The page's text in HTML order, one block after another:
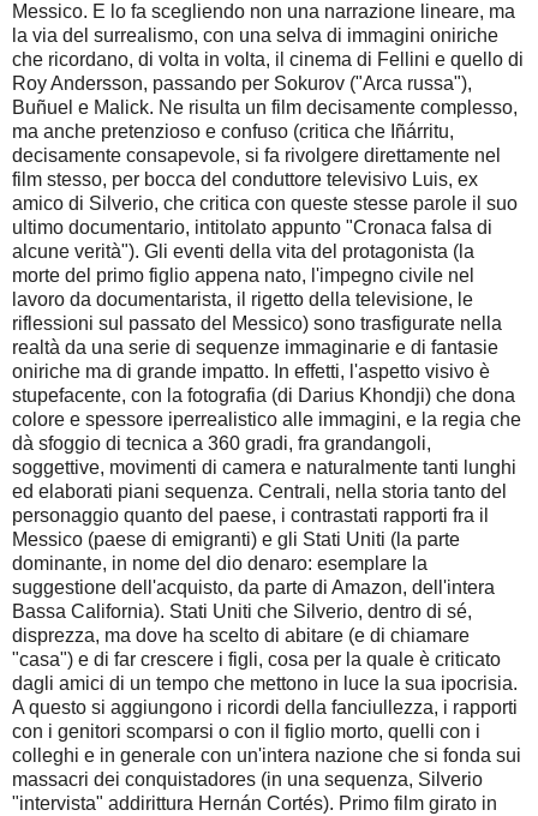
Messico. E lo fa scegliendo non una narrazione lineare, ma
la via del surrealismo, con una selva di immagini oniriche
che ricordano, di volta in volta, il cinema di Fellini e quello di
Roy Andersson, passando per Sokurov ("Arca russa"),
Buñuel e Malick. Ne risulta un film decisamente complesso,
ma anche pretenzioso e confuso (critica che Iñárritu,
decisamente consapevole, si fa rivolgere direttamente nel
film stesso, per bocca del conduttore televisivo Luis, ex
amico di Silverio, che critica con queste stesse parole il suo
ultimo documentario, intitolato appunto "Cronaca falsa di
alcune verità"). Gli eventi della vita del protagonista (la
morte del primo figlio appena nato, l'impegno civile nel
lavoro da documentarista, il rigetto della televisione, le
riflessioni sul passato del Messico) sono trasfigurate nella
realtà da una serie di sequenze immaginarie e di fantasie
oniriche ma di grande impatto. In effetti, l'aspetto visivo è
stupefacente, con la fotografia (di Darius Khondji) che dona
colore e spessore iperrealistico alle immagini, e la regia che
dà sfoggio di tecnica a 360 gradi, fra grandangoli,
soggettive, movimenti di camera e naturalmente tanti lunghi
ed elaborati piani sequenza. Centrali, nella storia tanto del
personaggio quanto del paese, i contrastati rapporti fra il
Messico (paese di emigranti) e gli Stati Uniti (la parte
dominante, in nome del dio denaro: esemplare la
suggestione dell'acquisto, da parte di Amazon, dell'intera
Bassa California). Stati Uniti che Silverio, dentro di sé,
disprezza, ma dove ha scelto di abitare (e di chiamare
"casa") e di far crescere i figli, cosa per la quale è criticato
dagli amici di un tempo che mettono in luce la sua ipocrisia.
A questo si aggiungono i ricordi della fanciullezza, i rapporti
con i genitori scomparsi o con il figlio morto, quelli con i
colleghi e in generale con un'intera nazione che si fonda sui
massacri dei conquistadores (in una sequenza, Silverio
"intervista" addirittura Hernán Cortés). Primo film girato in